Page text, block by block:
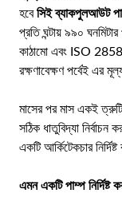
হবেসিই ব্যাকপুলআউট
প্রতি ঘন্টায় ৯৯০
কাঠামো এবং ISO
রক্ষণাবেক্ষণ পর্বেই এর
মাসের পর মাস একই
সঠিক ধাতুবিদ্যা নির্বাচন
একটি আর্কিটেকচার
এমন একটি পাম্প